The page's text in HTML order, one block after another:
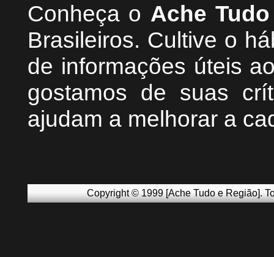
Conheça o Ache
Brasileiros. Cultive o
de informações úteis
gostamos de suas
ajudam a melhorar a
Copyright © 1999 [Ache Tudo e Região].